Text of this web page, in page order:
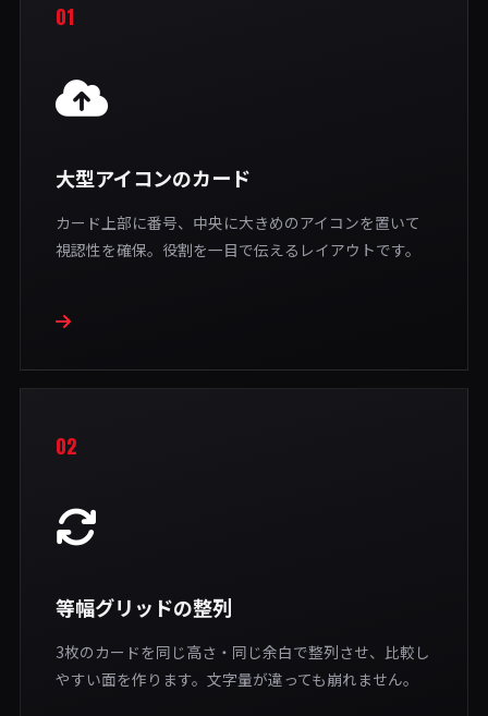
01
大型アイコンのカード
カード上部に番号、中央に大きめのアイコンを置いて
視認性を確保。役割を一目で伝えるレイアウトです。
02
等幅グリッドの整列
3枚のカードを同じ高さ・同じ余白で整列させ、比較し
やすい面を作ります。文字量が違っても崩れません。